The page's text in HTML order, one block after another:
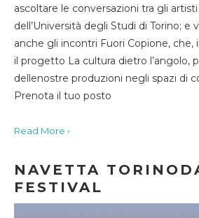
ascoltare le conversazioni tra gli
dell’Università degli Studi di Torino; e
anche gli incontri Fuori Copione, che,
il progetto La cultura dietro l’angolo,
dellenostre produzioni negli spazi di
Prenota il tuo posto
Read More ›
NAVETTA
FESTIVAL